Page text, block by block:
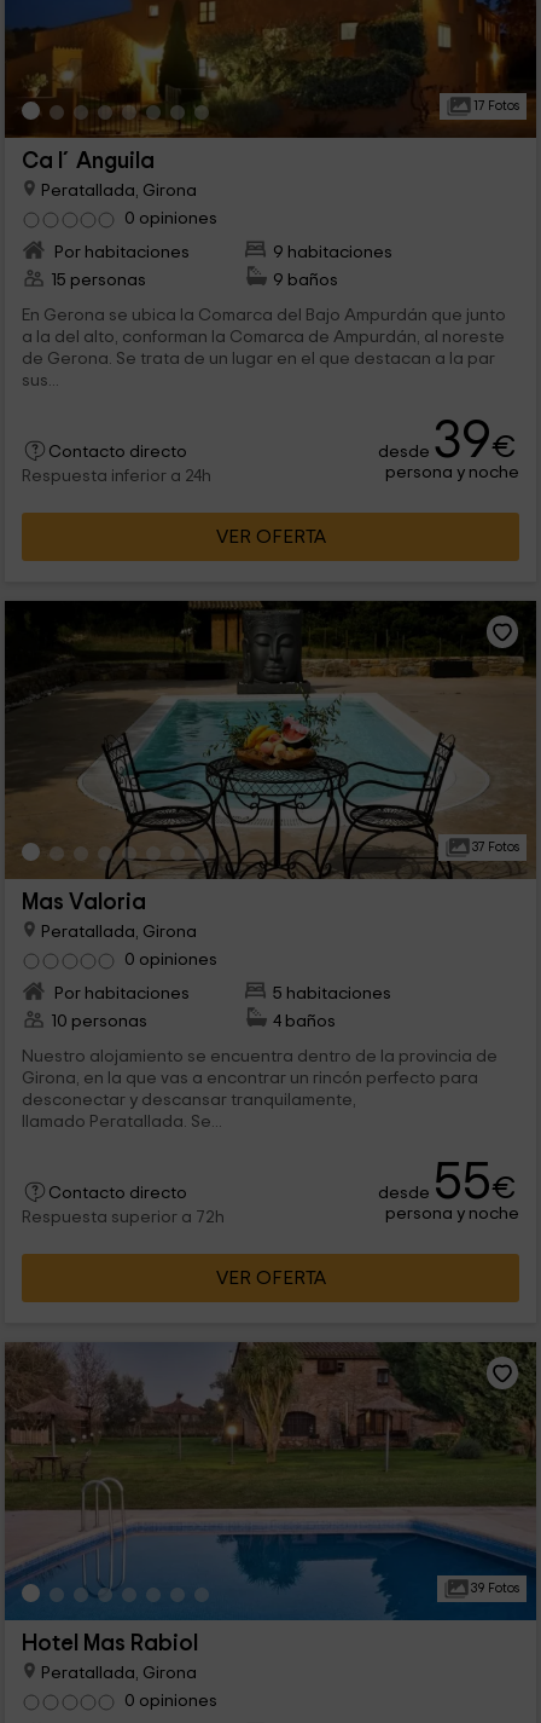
17 Fotos
Ca l´Anguila
Peratallada, Girona
0 opiniones
Por habitaciones
9 habitaciones
15 personas
9 baños
En Gerona se ubica la Comarca del Bajo Ampurdán que junto
a la del alto, conforman la Comarca de Ampurdán, al noreste
de Gerona. Se trata de un lugar en el que destacan a la par
sus...
Contacto directo
Respuesta inferior a 24h
desde 39€
persona y noche
VER OFERTA
37 Fotos
Mas Valoria
Peratallada, Girona
0 opiniones
Por habitaciones
5 habitaciones
10 personas
4 baños
Nuestro alojamiento se encuentra dentro de la provincia de
Girona, en la que vas a encontrar un rincón perfecto para
desconectar y descansar tranquilamente,
llamado Peratallada. Se...
Contacto directo
Respuesta superior a 72h
desde 55€
persona y noche
VER OFERTA
39 Fotos
Hotel Mas Rabiol
Peratallada, Girona
0 opiniones